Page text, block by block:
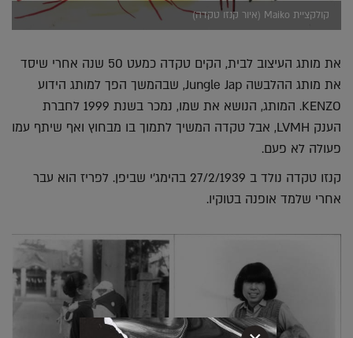
קולקציית Maiko (איור קנזו טקדה)
את מותג העיצוב לבית, הקים טקדה כמעט 50 שנה אחרי שיסד
את מותג ההלבשה Jungle Jap, שבהמשך הפך למותג הידוע
KENZO. המותג, הנושא את שמו, נמכר בשנת 1999 לחברת
הענק LVMH, אבל טקדה המשיך לתמוך בו מבחוץ ואף שיתף עמו
פעולה לא פעם.
קנזו טקדה נולד ב 27/2/1939 בהימג'י שביפן. לפריז הוא עבר
אחרי שלמד אופנה בטוקיו.